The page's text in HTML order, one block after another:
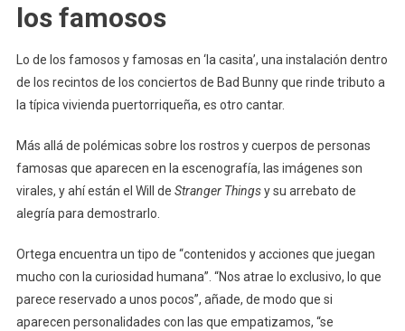
los famosos
Lo de los famosos y famosas en ‘la casita’, una instalación dentro
de los recintos de los conciertos de Bad Bunny que rinde tributo a
la típica vivienda puertorriqueña, es otro cantar.
Más allá de polémicas sobre los rostros y cuerpos de personas
famosas que aparecen en la escenografía, las imágenes son
virales, y ahí están el Will de Stranger Thingsy su arrebato de
alegría para demostrarlo.
Ortega encuentra un tipo de “contenidos y acciones que juegan
mucho con la curiosidad humana”. “Nos atrae lo exclusivo, lo que
parece reservado a unos pocos”, añade, de modo que si
aparecen personalidades con las que empatizamos, “se